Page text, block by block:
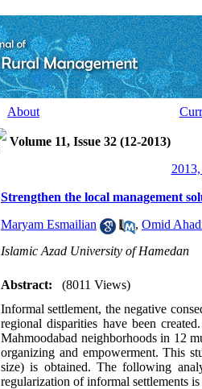
About
Volume 11, Issue 32 (12-2013)
Strengthen the local management
Maryam Esmailian , Omid
Islamic Azad University of Hamedan
Abstract:
(8011 Views)
Informal settlement, the negative
regional disparities have been
Mahmoodabad neighborhoods in 12
organizing and empowerment. This
size) is obtained. The following
regularization of informal settlements